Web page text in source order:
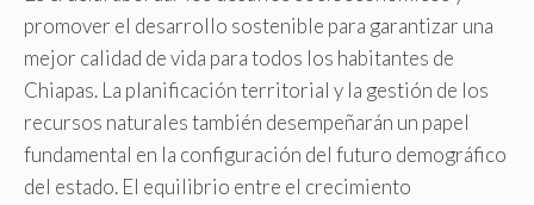
promover el desarrollo sostenible para garantizar una
mejor calidad de vida para todos los habitantes de
Chiapas. La planificación territorial y la gestión de los
recursos naturales también desempeñarán un papel
fundamental en la configuración del futuro demográfico
del estado. El equilibrio entre el crecimiento